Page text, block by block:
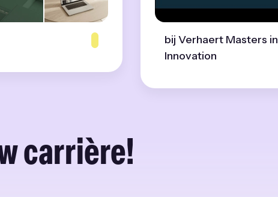
bij Verhaert Masters in
Innovation
carrière!